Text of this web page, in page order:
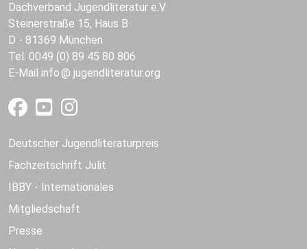
Dachverband Jugendliteratur e.V.
Steinerstraße 15, Haus B
D - 81369 München
Tel. 0049 (0) 89 45 80 806
E-Mail info jugendliteratur.org
Deutscher Jugendliteraturpreis
Fachzeitschrift Julit
IBBY - Internationales
Mitgliedschaft
Presse